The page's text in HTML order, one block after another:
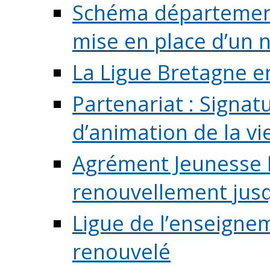
Schéma
mise en place d’un
La Ligue Bretagne
Partenariat :
d’animation de la
Agrément
renouvellement
Ligue de
renouvelé